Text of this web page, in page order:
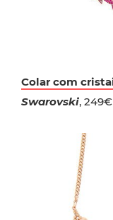
Colar com
Swarovski, 249€